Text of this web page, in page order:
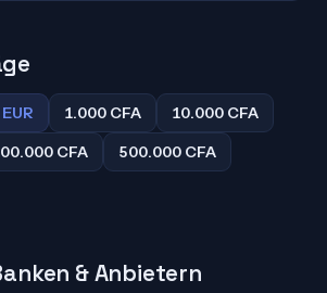
1.000 CFA
10.000 CFA
CFA
500.000 CFA
& Anbietern